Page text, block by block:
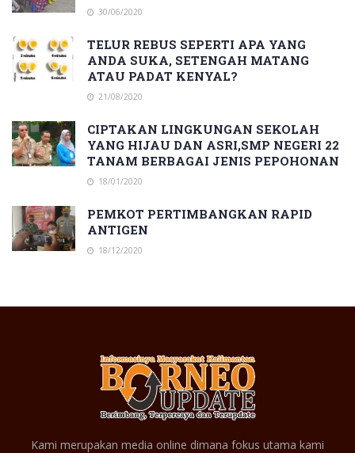
30/06/2020
TELUR REBUS SEPERTI APA YANG
ANDA SUKA, SETENGAH MATANG
ATAU PADAT KENYAL?
21/08/2020
CIPTAKAN LINGKUNGAN SEKOLAH
YANG HIJAU DAN ASRI,SMP NEGERI 22
TANAM BERBAGAI JENIS PEPOHONAN
18/01/2020
PEMKOT PERTIMBANGKAN RAPID
ANTIGEN
18/12/2020
Kami merupakan media online dimana fokus utama kami